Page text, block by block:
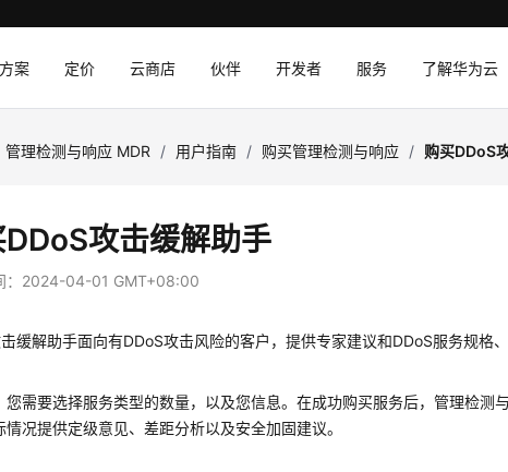
案 定价 云商店 伙伴 开发者 服务 了解华为云
管理检测与响应 MDR / 用户指南 / 购买管理检测与响应 / 购买DDoS
攻击缓解助手
2024-04-01 GMT+08:00
缓解助手面向有DDoS攻击风险的客户，提供专家建议和DDoS服务规格
您需要选择服务类型的数量，以及您信息。在成功购买服务后，管理检测
情况提供定级意见、差距分析以及安全加固建议。